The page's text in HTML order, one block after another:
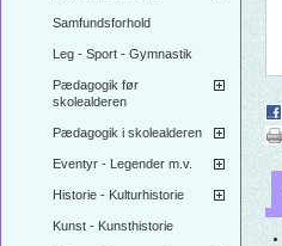
Samfundsforhold
Leg - Sport - Gymnastik
Pædagogik før
skolealderen
Pædagogik i skolealderen
Eventyr - Legender m.v.
Historie - Kulturhistorie
Kunst - Kunsthistorie